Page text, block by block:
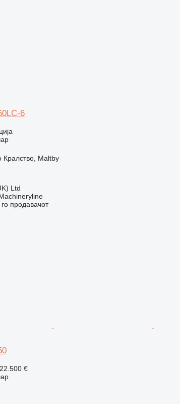
6
Кралство, Maltby
Ltd
го продавачот
€